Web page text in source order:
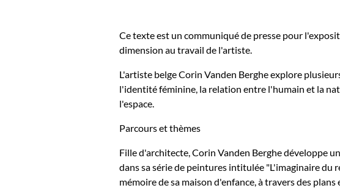
Ce texte est un communiqué de presse pour
dimension au travail de l'artiste.
L'artiste belge Corin Vanden Berghe explore
l'identité féminine, la relation entre l'humain et la
l'espace.
Parcours et thèmes
Fille d'architecte, Corin Vanden Berghe développe
dans sa série de peintures intitulée "L'imaginaire du
mémoire de sa maison d'enfance, à travers des